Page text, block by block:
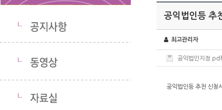
공익법인등 추
최고관리자
공익법인지정.pdf
공익법인등 추천 신청